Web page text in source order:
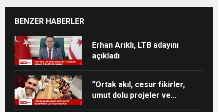
BENZER HABERLER
Erhan Arıklı, LTB adayını
açıkladı
“Ortak akıl, cesur fikirler,
umut dolu projeler ve